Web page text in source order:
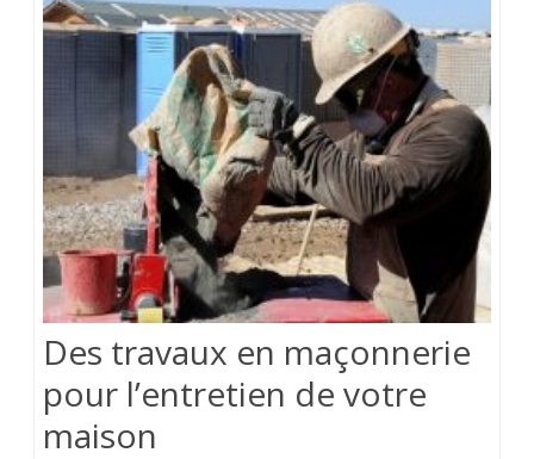
Des travaux en maçonnerie
pour l’entretien de votre
maison